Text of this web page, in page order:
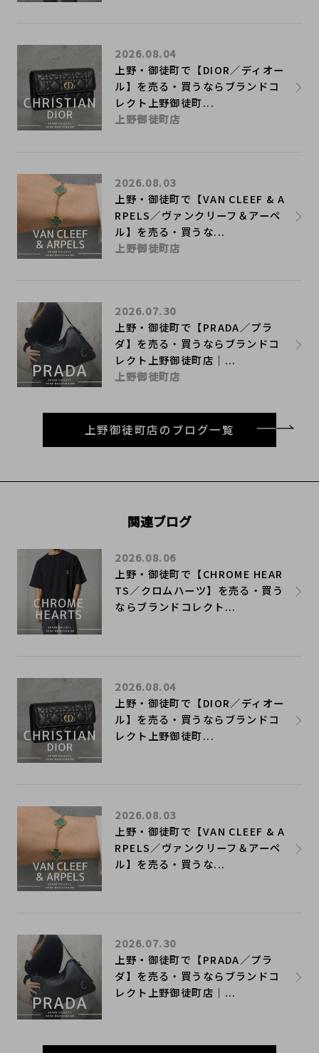
上野・御徒町で【DIOR／ディオー
ル】を売る・買うならブランドコ
レクト上野御徒町...
2026.08.04
上野御徒町店
上野・御徒町で【VAN CLEEF & A
RPELS／ヴァンクリーフ＆アーペ
ル】を売る・買うな...
2026.08.03
上野御徒町店
上野・御徒町で【PRADA／プラ
ダ】を売る・買うならブランドコ
レクト上野御徒町店｜...
2026.07.30
上野御徒町店
上野御徒町店のブログ一覧
関連ブログ
上野・御徒町で【CHROME HEAR
TS／クロムハーツ】を売る・買う
ならブランドコレクト...
2026.08.06
上野・御徒町で【DIOR／ディオー
ル】を売る・買うならブランドコ
レクト上野御徒町...
2026.08.04
上野・御徒町で【VAN CLEEF & A
RPELS／ヴァンクリーフ＆アーペ
ル】を売る・買うな...
2026.08.03
上野・御徒町で【PRADA／プラ
ダ】を売る・買うならブランドコ
レクト上野御徒町店｜...
2026.07.30